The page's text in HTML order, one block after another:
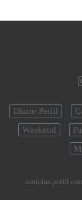
Diario Perfil
Weekend